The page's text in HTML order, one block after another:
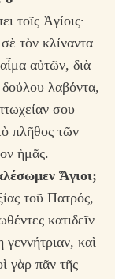
τοῖς Ἁγίοις·
τὸν κλίναντα
αὐτῶν, διὰ
λαβόντα,
σου
πλῆθος τῶν
ἡμᾶς.
Ἅγιοι;
τοῦ Πατρός,
κατιδεῖν
καὶ
γὰρ πᾶν τῆς